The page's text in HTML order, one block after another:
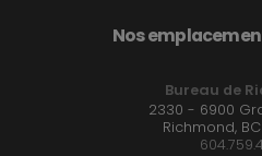
Nos
Bureau de
2330 - 6900
Richmond,